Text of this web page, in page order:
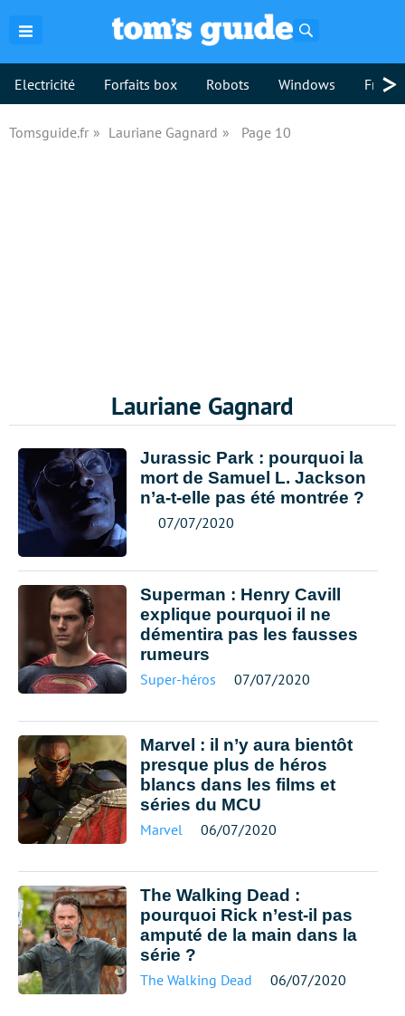
Electricité Forfaits box Robots Windows >
Tomsguide.fr Lauriane Gagnard Page 10
Lauriane Gagnard
Jurassic Park : pourquoi la
mort de Samuel L. Jackson
n’a-t-elle pas été montrée ?
07/07/2020
Superman : Henry Cavill
explique pourquoi il ne
démentira pas les fausses
rumeurs
Super-héros 07/07/2020
Marvel : il n’y aura bientôt
presque plus de héros
blancs dans les films et
séries du MCU
Marvel 06/07/2020
The Walking Dead :
pourquoi Rick n’est-il pas
amputé de la main dans la
série ?
The Walking Dead 06/07/2020